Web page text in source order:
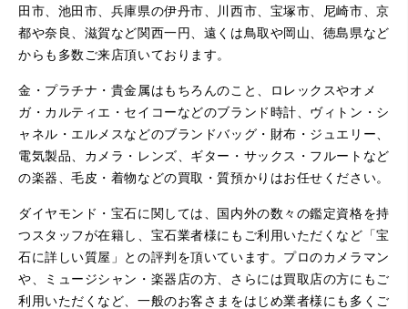
田市、池田市、兵庫県の伊丹市、川西市、宝塚市、尼崎市、京
都や奈良、滋賀など関西一円、遠くは鳥取や岡山、徳島県など
からも多数ご来店頂いております。
金・プラチナ・貴金属はもちろんのこと、ロレックスやオメ
ガ・カルティエ・セイコーなどのブランド時計、ヴィトン・シ
ャネル・エルメスなどのブランドバッグ・財布・ジュエリー、
電気製品、カメラ・レンズ、ギター・サックス・フルートなど
の楽器、毛皮・着物などの買取・質預かりはお任せください。
ダイヤモンド・宝石に関しては、国内外の数々の鑑定資格を持
つスタッフが在籍し、宝石業者様にもご利用いただくなど「宝
石に詳しい質屋」との評判を頂いています。プロのカメラマン
や、ミュージシャン・楽器店の方、さらには買取店の方にもご
利用いただくなど、一般のお客さまをはじめ業者様にも多くご